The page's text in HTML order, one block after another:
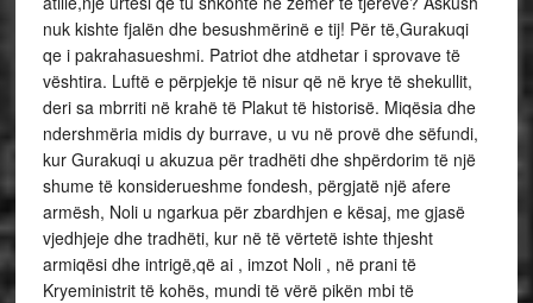
nuk kishte fjalën dhe besushmërinë e tij! Për të,Gurakuqi
qe i pakrahasueshmi. Patriot dhe atdhetar i sprovave të
vështira. Luftë e përpjekje të nisur që në krye të shekullit,
deri sa mbrriti në krahë të Plakut të historisë. Miqësia dhe
ndershmëria midis dy burrave, u vu në provë dhe sëfundi,
kur Gurakuqi u akuzua për tradhëti dhe shpërdorim të një
shume të konsiderueshme fondesh, përgjatë një afere
armësh, Noli u ngarkua për zbardhjen e kësaj, me gjasë
vjedhjeje dhe tradhëti, kur në të vërtetë ishte thjesht
armiqësi dhe intrigë,që ai , imzot Noli , në prani të
Kryeministrit të kohës, mundi të vërë pikën mbi të